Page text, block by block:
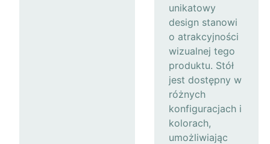
unikatowy
design stanowi
o atrakcyjności
wizualnej tego
produktu. Stół
jest dostępny w
różnych
konfiguracjach i
kolorach,
umożliwiając